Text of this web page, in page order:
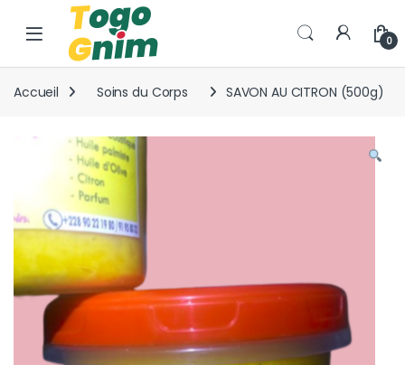
Skip to navigation
Skip to content
0
Accueil Soins du Corps SAVON AU CITRON (500g)